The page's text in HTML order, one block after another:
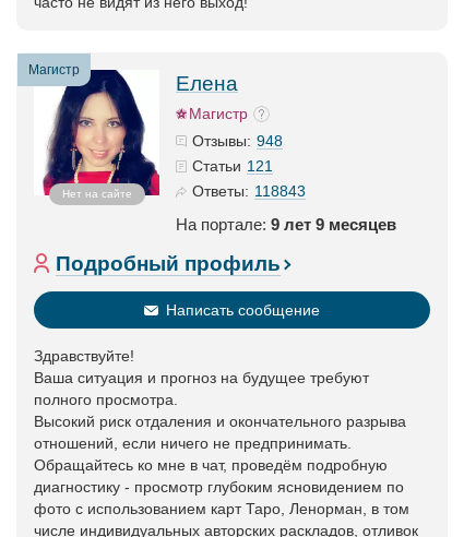
Магистр
Нет на сайте
Елена
Магистр
Отзывы: 948
Статьи 121
Ответы: 118843
На портале: 9 лет 9 месяцев
Подробный профиль
Написать сообщение
Здравствуйте!
Ваша ситуация и прогноз на будущее требуют
полного просмотра.
Высокий риск отдаления и окончательного разрыва
отношений, если ничего не предпринимать.
Обращайтесь ко мне в чат, проведём подробную
диагностику - просмотр глубоким ясновидением по
фото с использованием карт Таро, Ленорман, в том
числе индивидуальных авторских раскладов, отливок